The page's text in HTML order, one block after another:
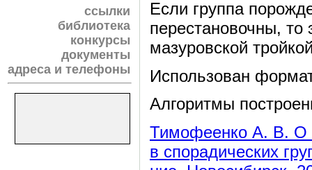
ссылки
библиотека
конкурсы
документы
адреса и телефоны
Если группа
перестановочны, то
мазуровской
Использован
Алгоритмы
Тимофеенко А. В. О
в спорадических